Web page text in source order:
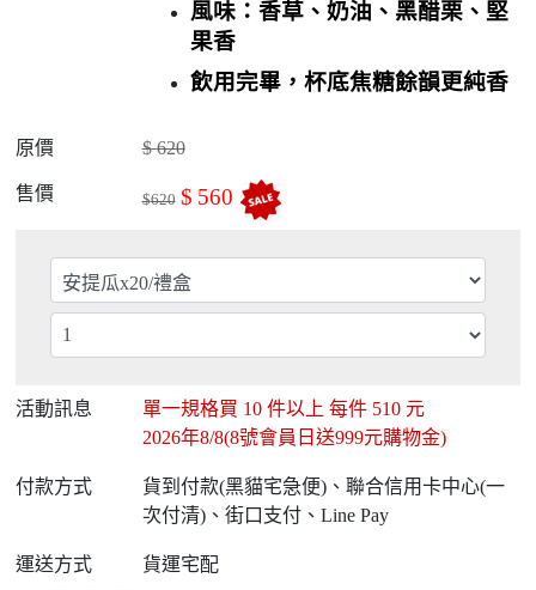
風味：香草、奶油、黑醋栗、堅
果香
飲用完畢，杯底焦糖餘韻更純香
原價 $ 620
售價 $620 $ 560
活動訊息 單一規格買 10件以上 每件 510 元
2026年8/8(8號會員日送999元購物金)
付款方式
貨到付款(黑貓宅急便)、聯合信用卡中心(一
次付清)、街口支付、Line Pay
運送方式 貨運宅配